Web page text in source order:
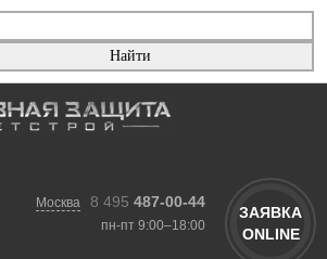
Москва 8 495 487-00-44
пн-пт 9:00–18:00
ЗАЯВКА
ONLINE